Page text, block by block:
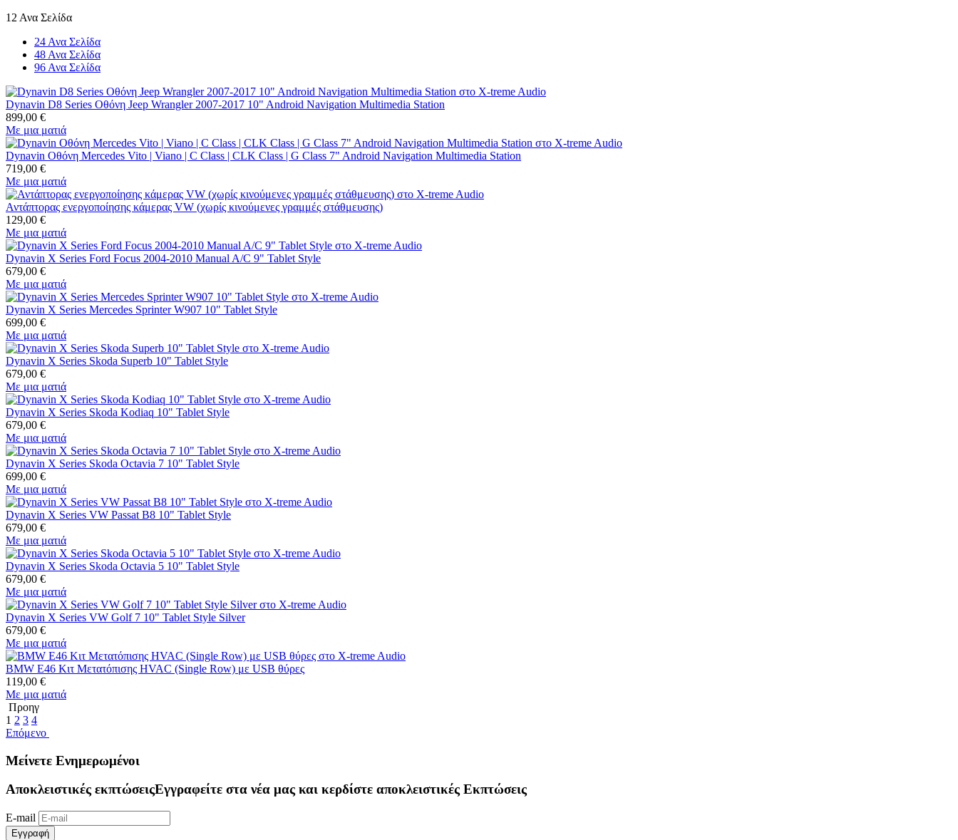
12 Ανα Σελίδα
24 Ανα Σελίδα
48 Ανα Σελίδα
96 Ανα Σελίδα
Dynavin D8 Series Οθόνη Jeep Wrangler 2007-2017 10" Android Navigation Multimedia Station
899,00 €
Με μια ματιά
Dynavin Οθόνη Mercedes Vito | Viano | C Class | CLK Class | G Class 7" Android Navigation Multimedia Station
719,00 €
Με μια ματιά
Αντάπτορας ενεργοποίησης κάμερας VW (χωρίς κινούμενες γραμμές στάθμευσης)
129,00 €
Με μια ματιά
Dynavin X Series Ford Focus 2004-2010 Manual A/C 9" Tablet Style
679,00 €
Με μια ματιά
Dynavin X Series Mercedes Sprinter W907 10" Tablet Style
699,00 €
Με μια ματιά
Dynavin X Series Skoda Superb 10" Tablet Style
679,00 €
Με μια ματιά
Dynavin X Series Skoda Kodiaq 10" Tablet Style
679,00 €
Με μια ματιά
Dynavin X Series Skoda Octavia 7 10" Tablet Style
699,00 €
Με μια ματιά
Dynavin X Series VW Passat B8 10" Tablet Style
679,00 €
Με μια ματιά
Dynavin X Series Skoda Octavia 5 10" Tablet Style
679,00 €
Με μια ματιά
Dynavin X Series VW Golf 7 10" Tablet Style Silver
679,00 €
Με μια ματιά
BMW E46 Κιτ Μετατόπισης HVAC (Single Row) με USB θύρες
119,00 €
Με μια ματιά
Προηγ
1 2 3 4
Επόμενο
Μείνετε Ενημερωμένοι
Αποκλειστικές εκπτώσειςΕγγραφείτε στα νέα μας και κερδίστε αποκλειστικές Εκπτώσεις
E-mail
Εγγραφή